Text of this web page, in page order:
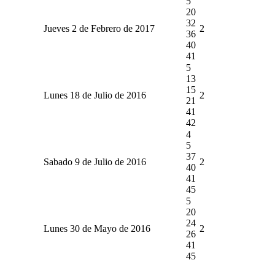
Jueves 2 de Febrero de 2017
20
32
36
40
41
2
Lunes 18 de Julio de 2016
5
13
15
21
41
42
2
Sabado 9 de Julio de 2016
4
5
37
40
41
45
2
Lunes 30 de Mayo de 2016
5
20
24
26
41
45
2